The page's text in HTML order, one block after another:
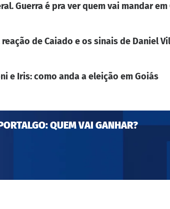
Guerra é pra ver quem vai mandar em
de Caiado e os sinais de Daniel
e Iris: como anda a eleição em Goiás
QUEM VAI GANHAR?